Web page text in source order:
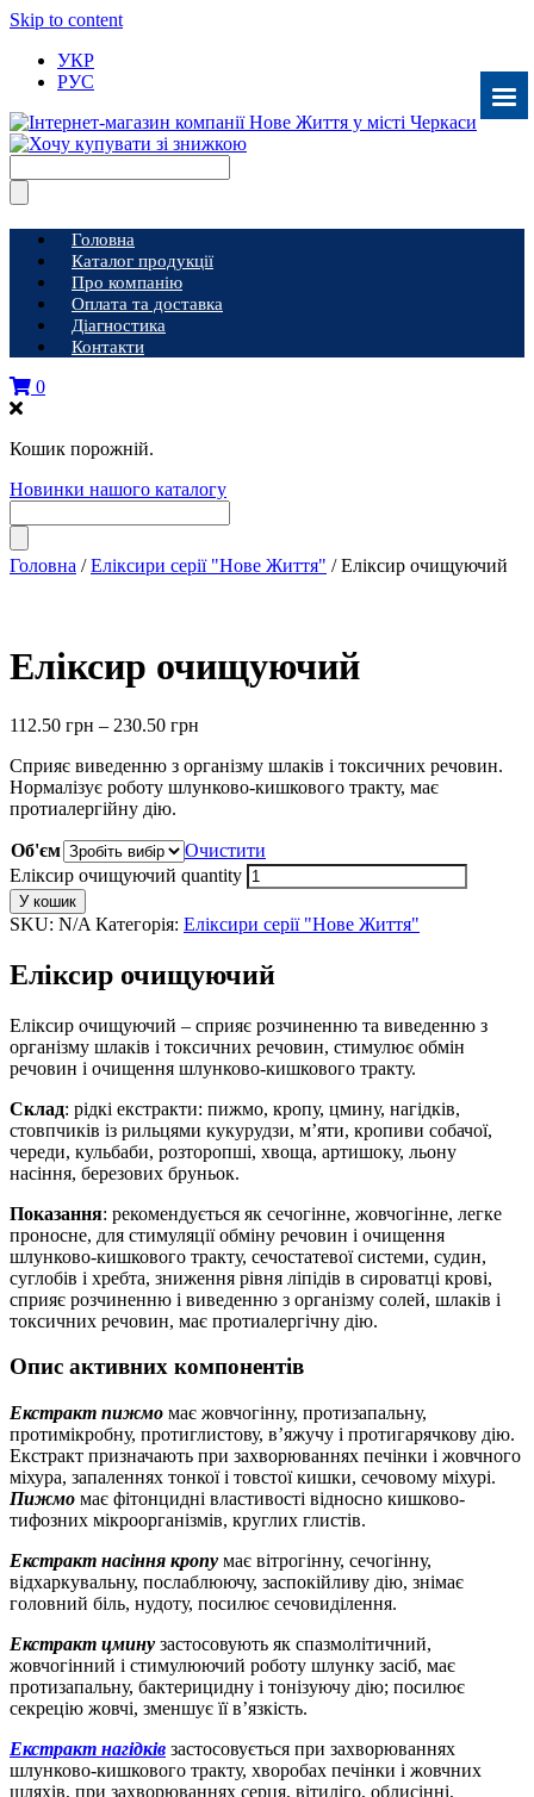
Skip to content
УКР
РУС
Головна
Каталог продукції
Про компанію
Оплата та доставка
Діагностика
Контакти
0
Кошик порожній.
Новинки нашого каталогу
Головна /Еліксири серії "Нове Життя" / Еліксир очищуючий
Еліксир очищуючий
112.50 грн – 230.50 грн
Сприяє виведенню з організму шлаків і токсичних речовин.
Нормалізує роботу шлунково-кишкового тракту, має
протиалергійну дію.
Об'єм
Очистити
Еліксир очищуючий quantity
У кошик
SKU: N/A Категорія: Еліксири серії "Нове Життя"
Еліксир очищуючий
Еліксир очищуючий – сприяє розчиненню та виведенню з
організму шлаків і токсичних речовин, стимулює обмін
речовин і очищення шлунково-кишкового тракту.
Склад: рідкі екстракти: пижмо, кропу, цмину, нагідків,
стовпчиків із рильцями кукурудзи, м’яти, кропиви собачої,
череди, кульбаби, розторопші, хвоща, артишоку, льону
насіння, березових бруньок.
Показання: рекомендується як сечогінне, жовчогінне, легке
проносне, для стимуляції обміну речовин і очищення
шлунково-кишкового тракту, сечостатевої системи, судин,
суглобів і хребта, зниження рівня ліпідів в сироватці крові,
сприяє розчиненню і виведенню з організму солей, шлаків і
токсичних речовин, має протиалергічну дію.
Опис активних компонентів
Екстракт пижмо має жовчогінну, протизапальну,
протимікробну, протиглистову, в’яжучу і протигарячкову дію.
Екстракт призначають при захворюваннях печінки і жовчного
міхура, запаленнях тонкої і товстої кишки, сечовому міхурі.
Пижмо має фітонцидні властивості відносно кишково-
тифозних мікроорганізмів, круглих глистів.
Екстракт насіння кропу має вітрогінну, сечогінну,
відхаркувальну, послаблюючу, заспокійливу дію, знімає
головний біль, нудоту, посилює сечовиділення.
Екстракт цмину застосовують як спазмолітичний,
жовчогінний і стимулюючий роботу шлунку засіб, має
протизапальну, бактерицидну і тонізуючу дію; посилює
секрецію жовчі, зменшує її в’язкість.
Екстракт нагідків застосовується при захворюваннях
шлунково-кишкового тракту, хворобах печінки і жовчних
шляхів, при захворюваннях серця, вітиліго, облисінні,